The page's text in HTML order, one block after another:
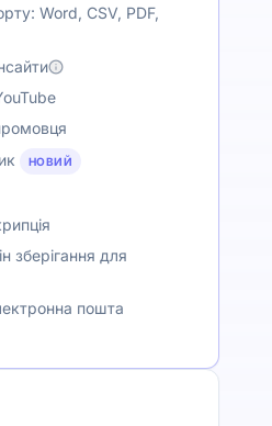
Word, CSV, PDF,
НОВИЙ
зберігання для
пошта